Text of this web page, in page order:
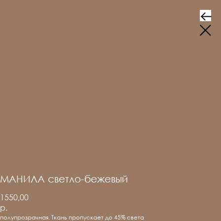
МАНИЛА светло-бежевый
1550,00
р.
полупрозрачная. Ткань пропускает до 45% света